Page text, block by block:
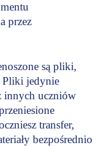
przez
są pliki,
Pliki jedynie
innych uczniów
transfer,
bezpośrednio